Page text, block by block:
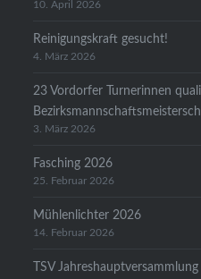
10. April 2026
Reinigungskraft gesucht!
4. März 2026
23 Vordorfer Turnerinnen
3. März 2026
Fasching 2026
25. Februar 2026
Mühlenlichter 2026
14. Februar 2026
TSV